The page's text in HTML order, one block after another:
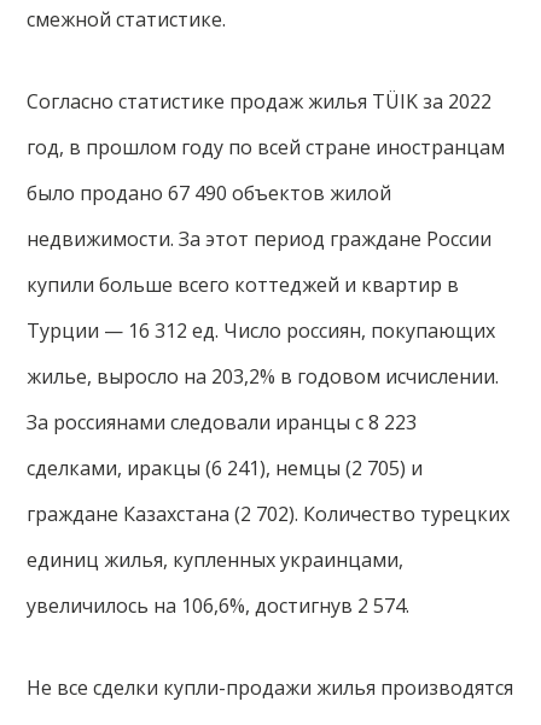
смежной статистике.
Согласно статистике продаж жилья TÜIK за 2022
год, в прошлом году по всей стране иностранцам
было продано 67 490 объектов жилой
недвижимости. За этот период граждане России
купили больше всего коттеджей и квартир в
Турции — 16 312 ед. Число россиян, покупающих
жилье, выросло на 203,2% в годовом исчислении.
За россиянами следовали иранцы с 8 223
сделками, иракцы (6 241), немцы (2 705) и
граждане Казахстана (2 702). Количество турецких
единиц жилья, купленных украинцами,
увеличилось на 106,6%, достигнув 2 574.
Не все сделки купли-продажи жилья производятся